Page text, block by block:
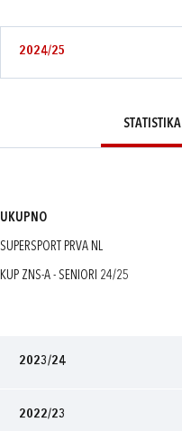
2024/25
STATISTIKA
UKUPNO
SUPERSPORT PRVA NL
KUP ZNS-A - SENIORI 24/25
2023/24
2022/23